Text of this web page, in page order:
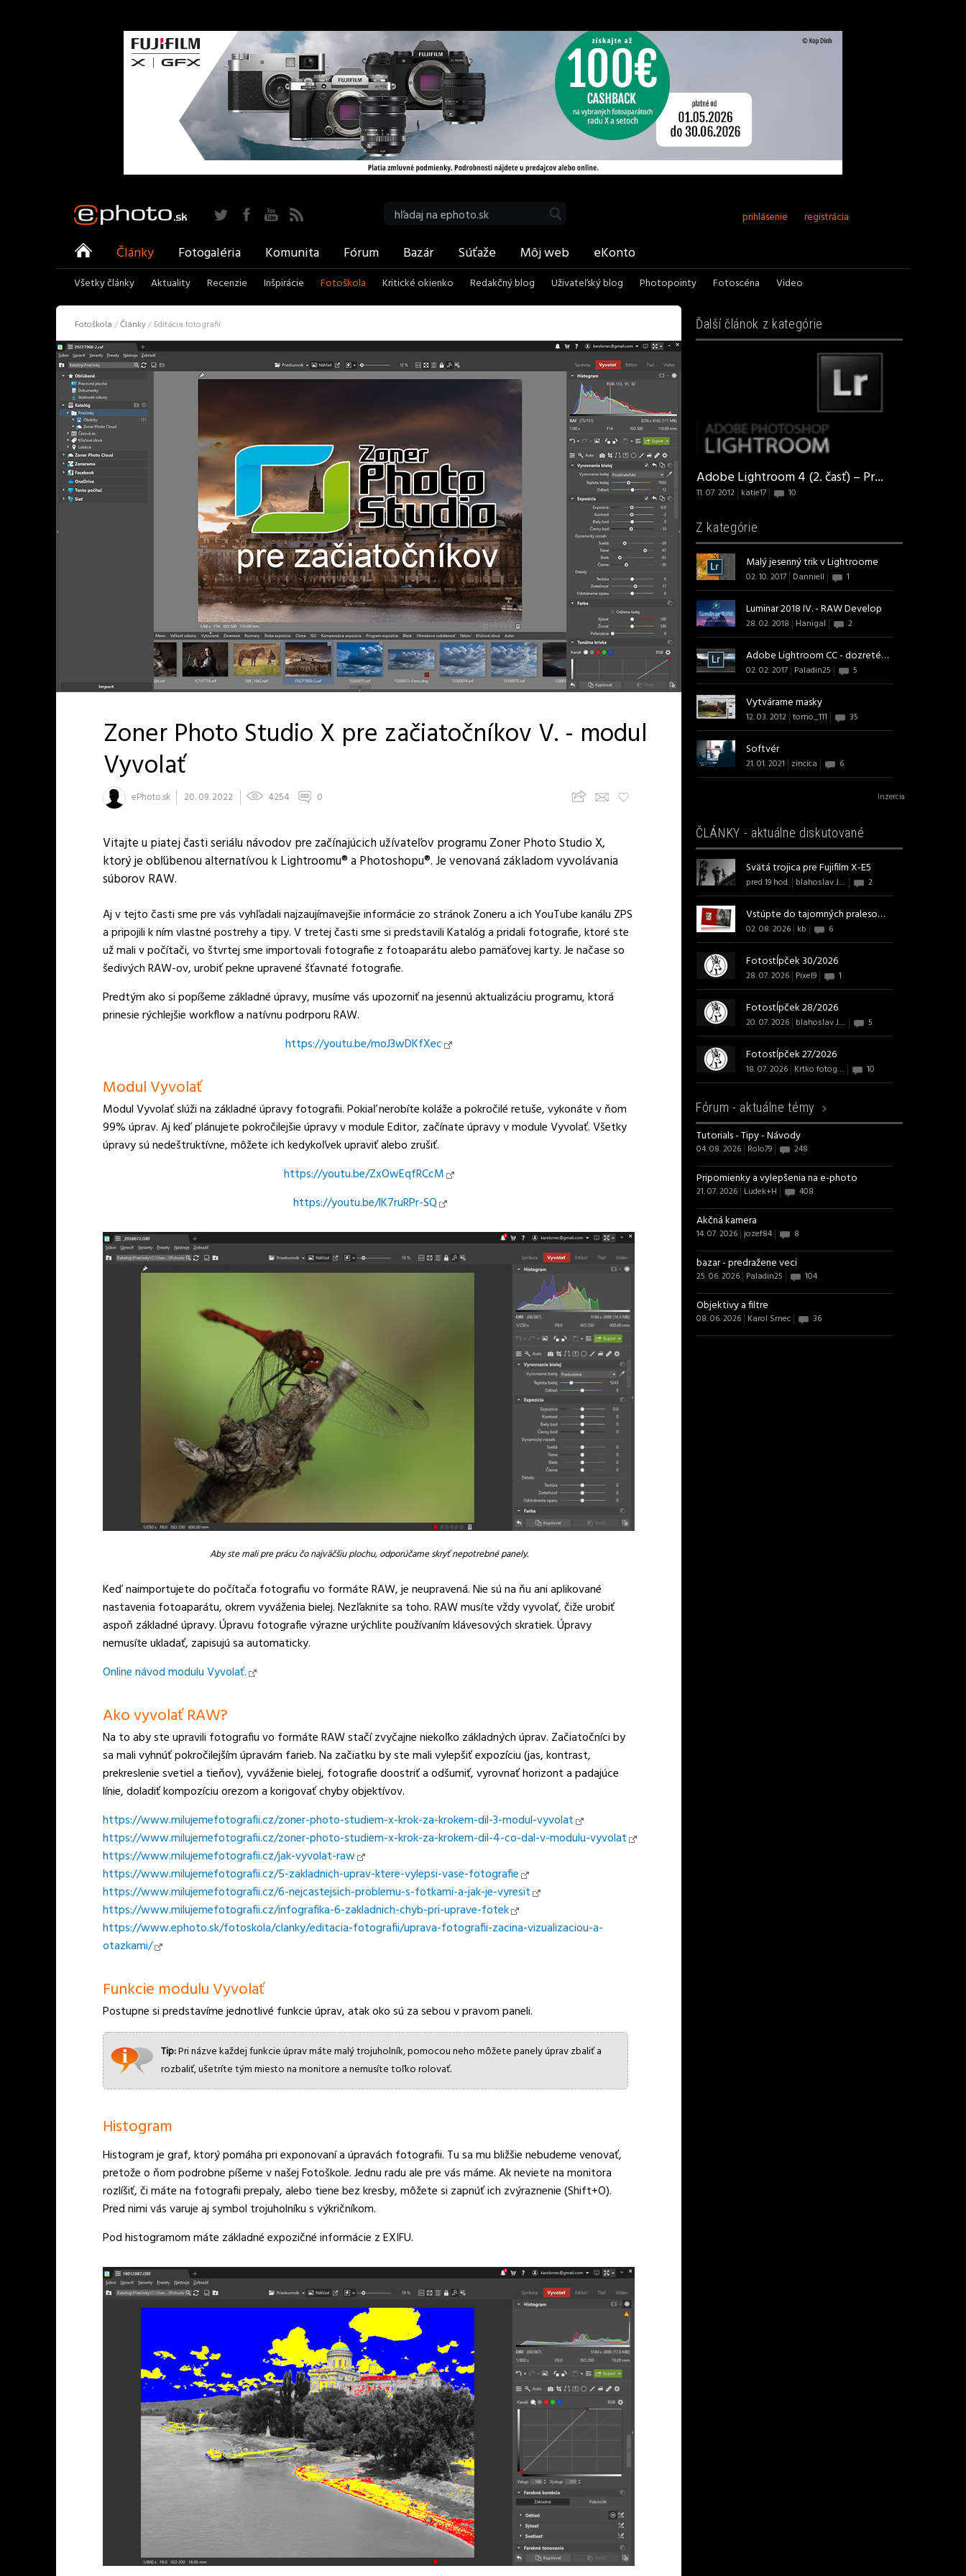
TwitterFacebookYouTube prihlásenie registrácia
ePhoto
Články
Všetky články Aktuality Recenzie Inšpirácie Fotoškola Kritické okienko Redakčný blog Uživateľský blog Photopointy Fotoscéna Video
Fotogaléria Komunita Fórum Bazár Súťaže Môj web eKonto
Fotoškola /Články/ Editácia fotografií
Zoner Photo Studio X pre začiatočníkov V. - modul
Vyvolať
Upozorni priateľov
Pridaj k obľúbeným
ePhoto.sk 20. 09. 2022 4254 0
Vitajte u piatej časti seriálu návodov pre začínajúcich užívateľov programu Zoner Photo Studio X,
ktorý je obľúbenou alternatívou k Lightroomu® a Photoshopu®. Je venovaná základom vyvolávania
súborov RAW.
Aj v tejto časti sme pre vás vyhľadali najzaujímavejšie informácie zo stránok Zoneru a ich YouTube kanálu ZPS
a pripojili k ním vlastné postrehy a tipy. V tretej časti sme si predstavili Katalóg a pridali fotografie, ktoré ste
už mali v počítači, vo štvrtej sme importovali fotografie z fotoaparátu alebo pamäťovej karty. Je načase so
šedivých RAW-ov, urobiť pekne upravené šťavnaté fotografie.
Predtým ako si popíšeme základné úpravy, musíme vás upozorniť na jesennú aktualizáciu programu, ktorá
prinesie rýchlejšie workflow a natívnu podrporu RAW.
https://youtu.be/moJ3wDKfXec
Modul Vyvolať
Modul Vyvolať slúži na základné úpravy fotografii. Pokiaľ nerobíte koláže a pokročilé retuše, vykonáte v ňom
99% úprav. Aj keď plánujete pokročilejšie úpravy v module Editor, začínate úpravy v module Vyvolať. Všetky
úpravy sú nedeštruktívne, môžete ich kedykoľvek upraviť alebo zrušiť.
https://youtu.be/ZxOwEqfRCcM
https://youtu.be/lK7ruRPr-SQ
Aby ste mali pre prácu čo najväčšiu plochu, odporúčame skryť nepotrebné panely.
Keď naimportujete do počítača fotografiu vo formáte RAW, je neupravená. Nie sú na ňu ani aplikované
nastavenia fotoaparátu, okrem vyváženia bielej. Nezľaknite sa toho. RAW musíte vždy vyvolať, čiže urobiť
aspoň základné úpravy. Úpravu fotografie výrazne urýchlite používaním klávesových skratiek. Úpravy
nemusíte ukladať, zapisujú sa automaticky.
Online návod modulu Vyvolať.
Ako vyvolať RAW?
Na to aby ste upravili fotografiu vo formáte RAW stačí zvyčajne niekoľko základných úprav. Začiatočníci by
sa mali vyhnúť pokročilejším úpravám farieb. Na začiatku by ste mali vylepšiť expozíciu (jas, kontrast,
prekreslenie svetiel a tieňov), vyváženie bielej, fotografie doostriť a odšumiť, vyrovnať horizont a padajúce
línie, doladiť kompozíciu orezom a korigovať chyby objektívov.
https://www.milujemefotografii.cz/zoner-photo-studiem-x-krok-za-krokem-dil-3-modul-vyvolat
https://www.milujemefotografii.cz/zoner-photo-studiem-x-krok-za-krokem-dil-4-co-dal-v-modulu-vyvolat
https://www.milujemefotografii.cz/jak-vyvolat-raw
https://www.milujemefotografii.cz/5-zakladnich-uprav-ktere-vylepsi-vase-fotografie
https://www.milujemefotografii.cz/6-nejcastejsich-problemu-s-fotkami-a-jak-je-vyresit
https://www.milujemefotografii.cz/infografika-6-zakladnich-chyb-pri-uprave-fotek
https://www.ephoto.sk/fotoskola/clanky/editacia-fotografii/uprava-fotografii-zacina-vizualizaciou-a-
otazkami/
Funkcie modulu Vyvolať
Postupne si predstavíme jednotlivé funkcie úprav, atak oko sú za sebou v pravom paneli.
Tip:Pri názve každej funkcie úprav máte malý trojuholník, pomocou neho môžete panely úprav zbaliť a
rozbaliť, ušetríte tým miesto na monitore a nemusíte toľko rolovať.
Histogram
Histogram je graf, ktorý pomáha pri exponovaní a úpravách fotografii. Tu sa mu bližšie nebudeme venovať,
pretože o ňom podrobne píšeme v našej Fotoškole. Jednu radu ale pre vás máme. Ak neviete na monitora
rozlíšiť, či máte na fotografii prepaly, alebo tiene bez kresby, môžete si zapnúť ich zvýraznenie (Shift+O).
Pred nimi vás varuje aj symbol trojuholníku s výkričníkom.
Pod histogramom máte základné expozičné informácie z EXIFU.
Ďalší článok z kategórie
Adobe Lightroom 4 (2. časť) – Pr...
11. 07. 2012 katie17 10
Z kategórie
Malý jesenný trik v Lightroome
02. 10. 2017 Danniell 1
Luminar 2018 IV. - RAW Develop
28. 02. 2018 Hanigal 2
Adobe Lightroom CC - dozreté v a...
02. 02. 2017 Paladin25 5
Vytvárame masky
12. 03. 2012 tomo_111 35
Softvér
21. 01. 2021 zincica 6
Inzercia
ČLÁNKY - aktuálne diskutované
Svätá trojica pre Fujifilm X-E5
pred 19 hod. blahoslav J B Art 2
Vstúpte do tajomných pralesov s ...
02. 08. 2026 kb 6
Fotostĺpček 30/2026
28. 07. 2026 Pixel9 1
Fotostĺpček 28/2026
20. 07. 2026 blahoslav J B Art 5
Fotostĺpček 27/2026
18. 07. 2026 Krtko fotografom 10
Fórum - aktuálne témy
Tutorials - Tipy - Návody
04. 08. 2026 Rolo79 248
Pripomienky a vylepšenia na e-photo
21. 07. 2026 Ludek+H 408
Akčná kamera
14. 07. 2026 jozef84 8
bazar - predražene veci
25. 06. 2026 Paladin25 104
Objektivy a filtre
08. 06. 2026 Karol Srnec 36